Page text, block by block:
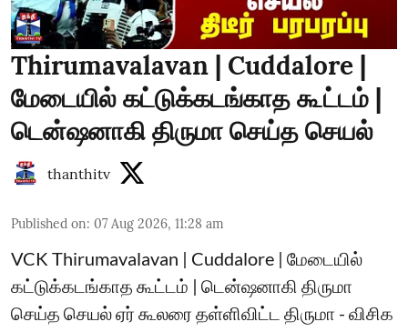
Thirumavalavan | Cuddalore |
மேடையில் கட்டுக்கடங்காத கூட்டம் |
டென்ஷனாகி திருமா செய்த செயல்
thanthitv
Published on: 07 Aug 2026, 11:28 am
VCK Thirumavalavan | Cuddalore | மேடையில்
கட்டுக்கடங்காத கூட்டம் | டென்ஷனாகி திருமா
செய்த செயல் ஏர் கூலரை தள்ளிவிட்ட திருமா - விசிக